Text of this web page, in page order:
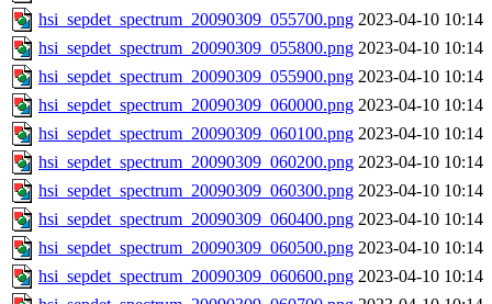
hsi_sepdet_spectrum_20090309_055700.png 2023-04-10 10:14
hsi_sepdet_spectrum_20090309_055800.png 2023-04-10 10:14
hsi_sepdet_spectrum_20090309_055900.png 2023-04-10 10:14
hsi_sepdet_spectrum_20090309_060000.png 2023-04-10 10:14
hsi_sepdet_spectrum_20090309_060100.png 2023-04-10 10:14
hsi_sepdet_spectrum_20090309_060200.png 2023-04-10 10:14
hsi_sepdet_spectrum_20090309_060300.png 2023-04-10 10:14
hsi_sepdet_spectrum_20090309_060400.png 2023-04-10 10:14
hsi_sepdet_spectrum_20090309_060500.png 2023-04-10 10:14
hsi_sepdet_spectrum_20090309_060600.png 2023-04-10 10:14